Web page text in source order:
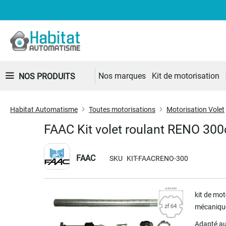
NOS PRODUITS Nos marques Kit de motorisation
Habitat Automatisme Toutes motorisations Motorisation Volet
FAAC Kit volet roulant RENO
FAAC SKU KIT-FAACRENO-300
the
kit de
Adapté